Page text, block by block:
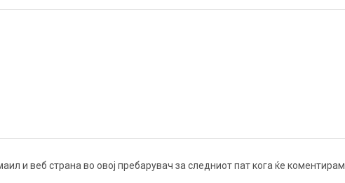
и веб страна во овој пребарувач за следниот пат кога ќе коментирам.